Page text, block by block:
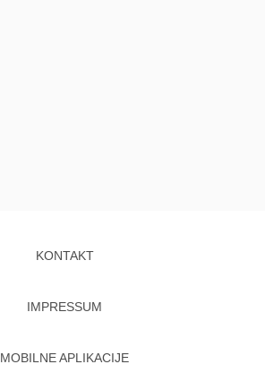
KONTAKT
IMPRESSUM
MOBILNE APLIKACIJE